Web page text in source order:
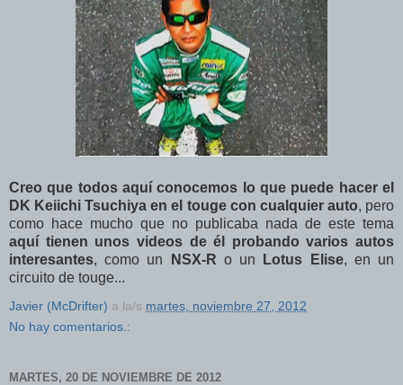
Creo que todos aquí conocemos lo que puede hacer el
DK Keiichi Tsuchiya en el touge con cualquier auto, pero
como hace mucho que no publicaba nada de este tema
aquí tienen unos videos de él probando varios autos
interesantes, como un NSX-R o un Lotus Elise, en un
circuito de touge...
Javier (McDrifter) a la/s martes, noviembre 27, 2012
No hay comentarios.:
MARTES, 20 DE NOVIEMBRE DE 2012